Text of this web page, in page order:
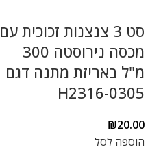
סט 3 צנצנות זכוכית עם
מכסה נירוסטה 300
מ"ל באריזת מתנה דגם
H2316-0305
₪20.00
הוספה לסל